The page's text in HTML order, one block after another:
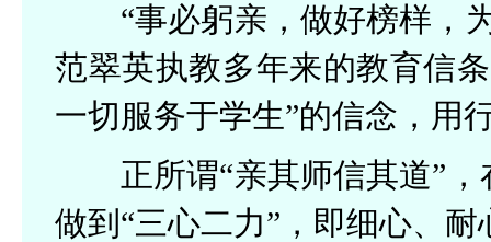
“事必躬亲，做好榜样，
范翠英执教多年来的教育信
一切服务于学生”的信念，用
正所谓“亲其师信其道”
做到“三心二力”，即细心、